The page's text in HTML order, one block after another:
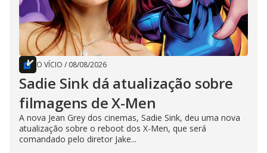
O VÍCIO / 08/08/2026
Sadie Sink dá atualização sobre
filmagens de X-Men
A nova Jean Grey dos cinemas, Sadie Sink, deu uma nova
atualização sobre o reboot dos X-Men, que será
comandado pelo diretor Jake...